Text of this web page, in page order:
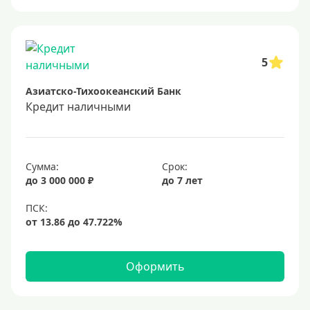
Способы выдачи
Не выходя из дома
С доставкой на дом
Наличными
В долларах США
В евро
Заемщики
5
Азиатско-Тихоокеанский Банк
Кредит наличными
Сумма:
до 3 000 000 ₽
Срок:
до 7 лет
Оформить